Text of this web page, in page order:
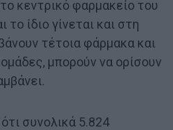
κεντρικό φαρμακείο του
ίδιο γίνεται και στη
τέτοια φάρμακα και
μπορούν να ορίσουν
συνολικά 5.824